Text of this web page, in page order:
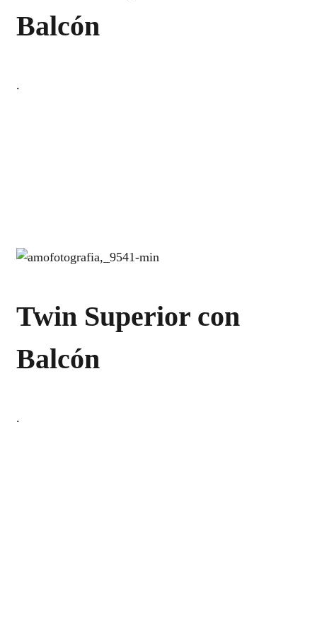
Balcón
.
Twin Superior con
Balcón
.